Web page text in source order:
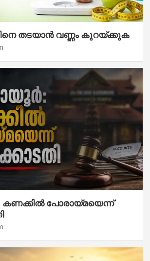
തടയാൻ വണ്ണം കുറയ്ക്കുക
പോരായ്മയെന്ന്